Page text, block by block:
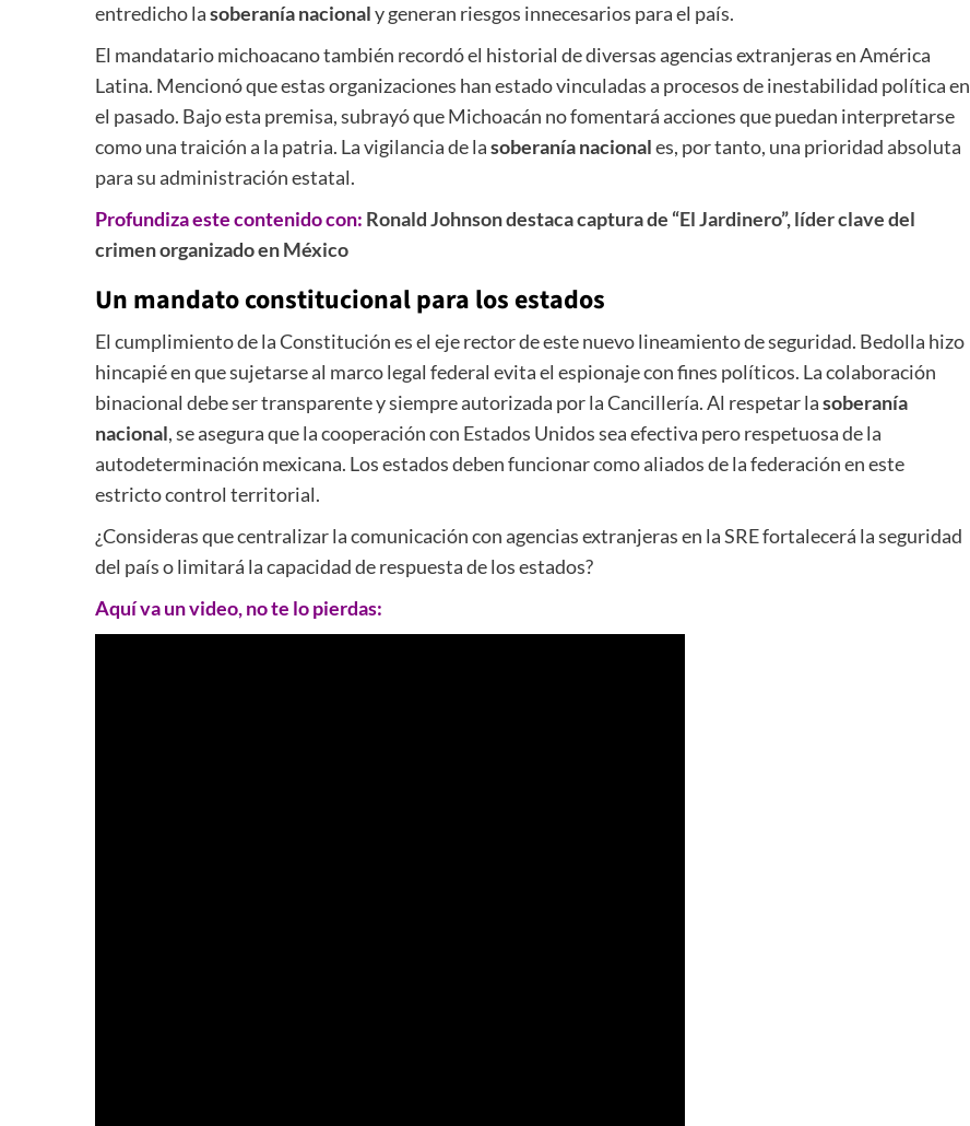
entredicho lasoberanía nacionaly generan riesgos innecesarios para el país.
El mandatario michoacano también recordó el historial de diversas agencias extranjeras en América
Latina. Mencionó que estas organizaciones han estado vinculadas a procesos de inestabilidad política en
el pasado. Bajo esta premisa, subrayó que Michoacán no fomentará acciones que puedan interpretarse
como una traición a la patria. La vigilancia de lasoberanía nacionales, por tanto, una prioridad absoluta
para su administración estatal.
Profundiza este contenido con: Ronald Johnson destaca captura de “El Jardinero”, líder clave del
crimen organizado en México
Un mandato constitucional para los estados
El cumplimiento de la Constitución es el eje rector de este nuevo lineamiento de seguridad. Bedolla hizo
hincapié en que sujetarse al marco legal federal evita el espionaje con fines políticos. La colaboración
binacional debe ser transparente y siempre autorizada por la Cancillería. Al respetar lasoberanía
nacional, se asegura que la cooperación con Estados Unidos sea efectiva pero respetuosa de la
autodeterminación mexicana. Los estados deben funcionar como aliados de la federación en este
estricto control territorial.
¿Consideras que centralizar la comunicación con agencias extranjeras en la SRE fortalecerá la seguridad
del país o limitará la capacidad de respuesta de los estados?
Aquí va un video, no te lo pierdas: